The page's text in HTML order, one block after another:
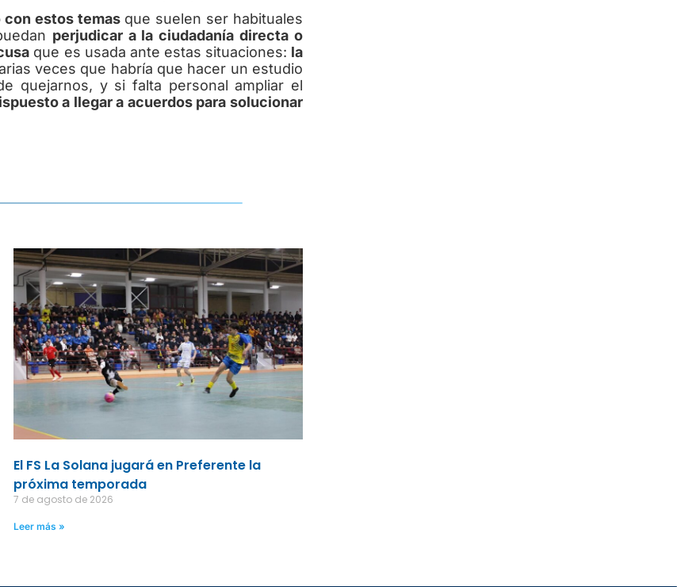
estos temas que suelen ser habituales
perjudicar a la ciudadanía directa o
que es usada ante estas situaciones: la
veces que habría que hacer un estudio
quejarnos, y si falta personal ampliar el
a llegar a acuerdos para solucionar
El FS La Solana jugará en Preferente la
próxima temporada
7 de agosto de 2026
Leer más »